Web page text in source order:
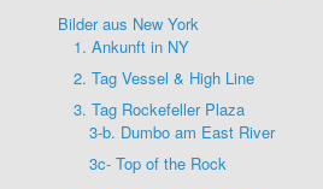
Bilder aus New York
1. Ankunft in NY
2. Tag Vessel & High Line
3. Tag Rockefeller Plaza
3-b. Dumbo am East River
3c- Top of the Rock